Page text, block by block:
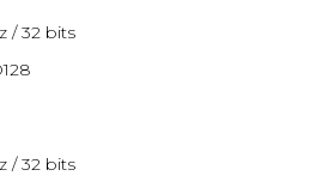
/ 32 bits
/ 32 bits